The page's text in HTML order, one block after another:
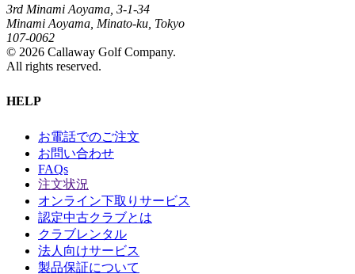
3rd Minami Aoyama, 3-1-34
Minami Aoyama, Minato-ku, Tokyo
107-0062
© 2026 Callaway Golf Company.
All rights reserved.
HELP
お電話でのご注文
お問い合わせ
FAQs
注文状況
オンライン下取りサービス
認定中古クラブとは
クラブレンタル
法人向けサービス
製品保証について